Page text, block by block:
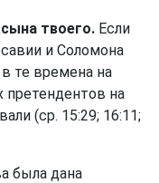
твоего. Если
и Соломона
те времена на
на
(ср. 15:29; 16:11;
была дана